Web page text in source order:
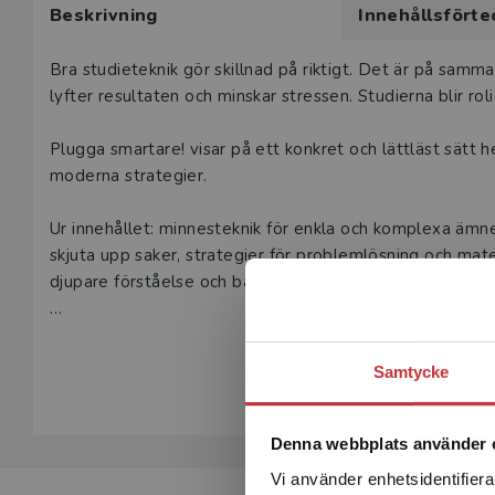
Samtycke
Denna webbplats använder
Vi använder
här
Våra
under 180
Den här
Beskrivning
Beskrivning
Bra studieteknik gör skillnad på riktigt. Det är på
lyfter resultaten och minskar stressen. Studierna blir
Plugga smartare! visar på ett konkret och lättläst sätt
moderna strategier.
Ur innehållet: minnesteknik för enkla och komplexa
skjuta upp saker, strategier för problemlösning och
djupare förståelse och bättre koncentration samt appar
sätt i studier. Intressant nog blir AI riktigt användbart
Boken är lättläst och konkret med ett praktiskt
Plugga smartare! vänder sig till studenter på alla
ekonomi, samhällsvetenskap eller något annat.